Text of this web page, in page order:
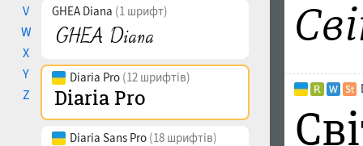
V
W
X
Y
Z
GHEA Diana (1 шрифт)
Diaria Pro (12 шрифтів)
Diaria Sans Pro (18 шрифтів)